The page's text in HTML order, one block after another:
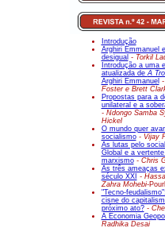
Introdução
Arghiri Emmanuel
desigual - Torkil
Introdução a uma
atualizada deA
Arghiri Emmanuel
Foster e Brett
Propostas para a
unilateral e a
- Ndongo Samba
Hickel
O mundo quer
socialismo- Vijay
As lutas pelo
Global e a
marxismo- Chris
As três ameaças
século XXI -
Zahra Mohebi-
"Tecno-
cisne do
próximo ato? -
A Economia
Radhika Desai